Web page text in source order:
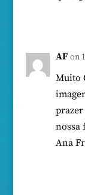
AF on
Muito
nossa
Ana